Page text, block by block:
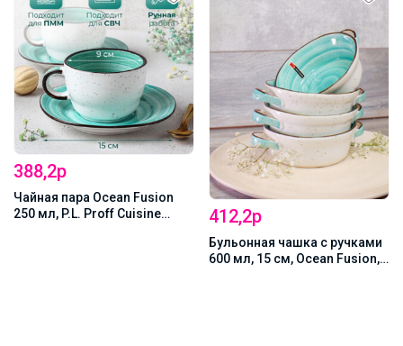
388,2р
Чайная пара Ocean Fusion
250 мл, P.L. Proff Cuisine
412,2р
Бульонная чашка с ручками
600 мл, 15 см, Ocean Fusion,